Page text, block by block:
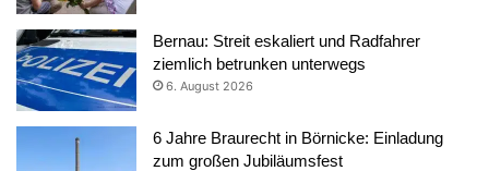
Bernau: Streit eskaliert und Radfahrer
ziemlich betrunken unterwegs
6. August 2026
6 Jahre Braurecht in Börnicke: Einladung
zum großen Jubiläumsfest